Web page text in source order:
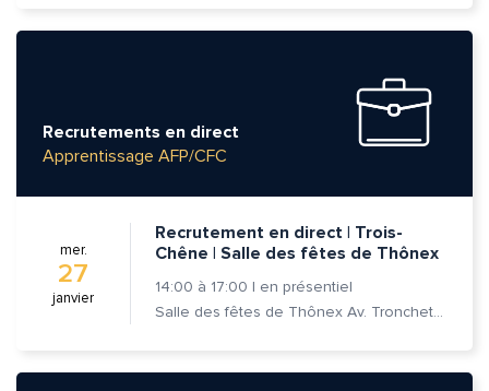
Recrutements en direct
Apprentissage AFP/CFC
mer.
27
janvier
Recrutement en direct | Trois-
Chêne | Salle des fêtes de Thônex
14:00 à 17:00 | en présentiel
Salle des fêtes de Thônex Av. Tronchet 18 - 1226 Thônex
Adresse e-mail*